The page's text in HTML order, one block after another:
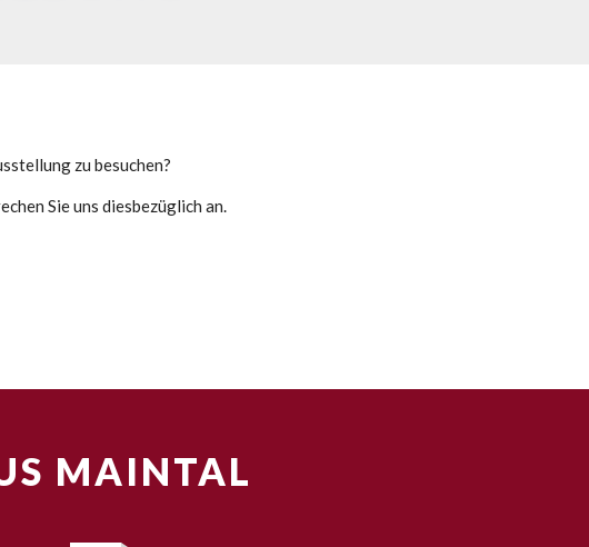
zu besuchen?
Sie uns diesbezüglich an.
MAINTAL